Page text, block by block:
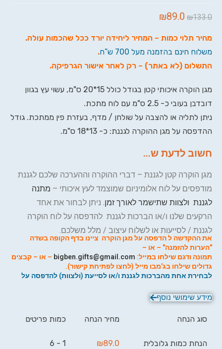
₪133.0
₪89.0
מחיר תלוי כמות – המחיר ליחידה יורד ככל שהכמות עולה.
משלוח חינם בהזמנה מעל 700 ש”ח
.
התשלום (לא באתר) – רק לאחר אישור הגרפיקה.
מגן הוקרה איכותי קטן בגודל כולל 15*20 ס"מ, עשוי עץ בגוון
דובדבן בעובי כ- 2.5 ס"מ עם לוח מתכת.
ניתן לתליה או להצבה על שולחן / מדף, בעזרת פין ממתכת. גודל
ההדפסה על מגן ההוקרה לגננת: כ- 13*18 ס"מ.
חשוב לדעת ש...
מגן הוקרה קטן לגננת – דברי ההוקרה וההערכה שלכם לגננת
מודפסים על לוח אלומיניום שמוצמד לעץ איכותי – מתנה
לגננת ולצוות שתישמר לאורך זמן. ניתן לבחור את אחד
הרקעים שלנו ו/או הברכות לגננת להדפסה על לוח הוקרה
לגננת / לסייעות או לשלוח עיצוב / מלל משלכם.
את ההקדשה ל הדפסה על מגן הוקרה ציינו בדף הקופה בשדה
"הערות להזמנה" – או –
תמונה ודגם שילחו במייל: bigben.gifts@gmail.com – או – קבצים
גדולים שילחו בג'מבו מייל (לחצו לפתיחת קישור).
לבחירת אחת מהברכות לגננת ו/או לסייעת (ולצוות) להדפסה על
מידע שימושי נוסף
סוג הנחה מחיר הנחה כמות פריטים
הנחת כמות גלובלית ₪89.0
1 - 6